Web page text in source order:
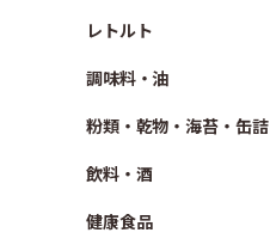
レトルト
調味料・油
粉類・乾物・海苔・缶詰
飲料・酒
健康食品